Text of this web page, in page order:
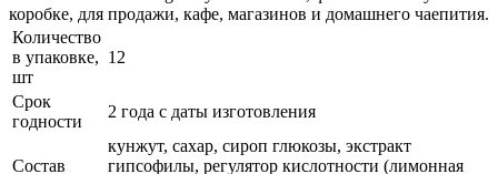
коробке, для продажи, кафе, магазинов и домашнего чаепития.
Количество
в упаковке,
шт
12
Срок
годности
2 года с даты изготовления
Состав
кунжут, сахар, сироп глюкозы, экстракт
гипсофилы, регулятор кислотности (лимонная